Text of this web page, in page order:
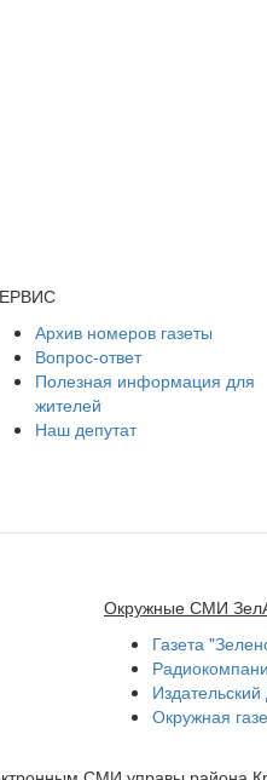
Архив номеров газеты
Вопрос-ответ
Полезная информация для
жителей
Наш депутат
Окружные СМИ
Газета
Окружная